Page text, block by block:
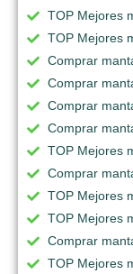
TOP Mejores
TOP Mejores
Comprar
Comprar
Comprar
Comprar
TOP Mejores
Comprar
TOP Mejores
TOP Mejores
Comprar
TOP Mejores